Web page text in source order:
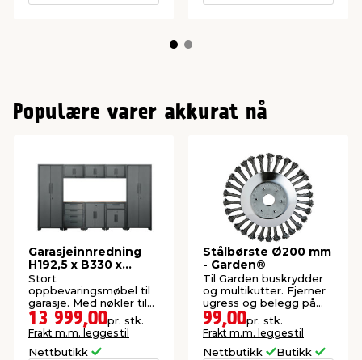
Populære varer akkurat nå
Garasjeinnredning
H192,5 x B330 x
D47,2 cm
Stort
oppbevaringsmøbel til
garasje. Med nøkler til
alle dører.
13 999,00pr. stk.
Frakt m.m. legges til
Nettbutikk
Stålbørste Ø200 mm
- Garden®
Til Garden buskrydder
og multikutter. Fjerner
ugress og belegg på
heller og harde
steinoverflater.
99,00pr. stk.
Frakt m.m. legges til
Nettbutikk Butikk